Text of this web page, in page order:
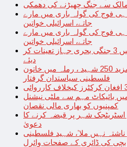
سے جنگ چھیڑنے کی دھمکی
ہی فوج کی گولہ باری میں مارے
جاتے، اسرائیلی خواتین
ہی فوج کی گولہ باری میں مارے
جاتے، اسرائیلی خواتین
بھارت نے بحیرہ عرب میں 3 جنگی بحری جہاز تعینات کر
دیئے
غزہ پر بمباری سے مزید 250 شہید ، رملہ میں خاتون
فلسطینی سیاستدان گرفتار
بائیکاٹ مہم سے ملٹی نیشنل
کمپنیوں کو بھاری مالی نقصان
شہر پر قبضہ کرنے کا
دعویٰ
نہیں ملا’، شہید فلسطینی
بچی کی ڈائری کے صفحات وائرل